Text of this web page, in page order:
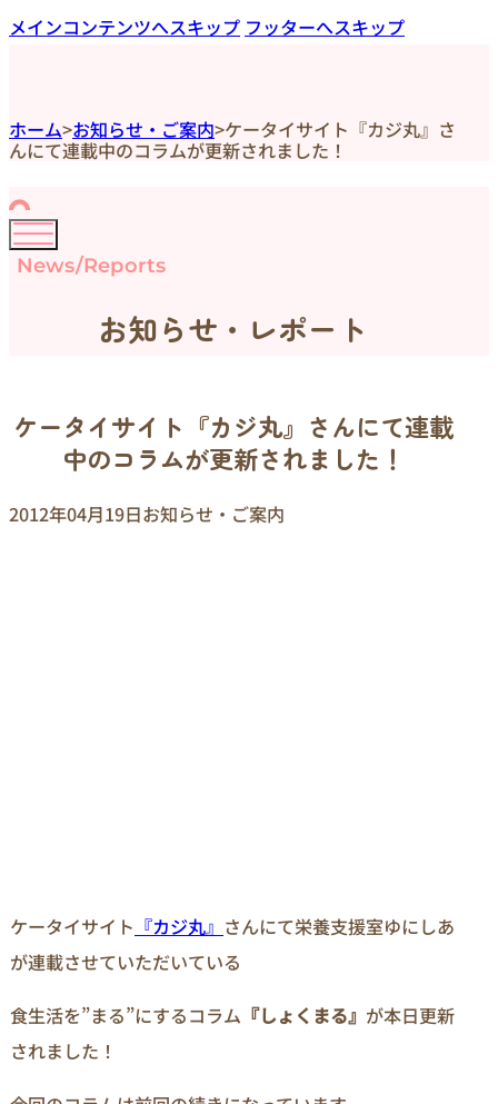
メインコンテンツへスキップ フッターへスキップ
ホーム>お知らせ・ご案内>ケータイサイト『カジ丸』さ
んにて連載中のコラムが更新されました！
News/Reports
お知らせ・レポート
ケータイサイト『カジ丸』さんにて連載
中のコラムが更新されました！
2012年04月19日お知らせ・ご案内
ケータイサイト 『カジ丸』 さんにて栄養支援室ゆにしあ
が連載させていただいている
食生活を”まる”にするコラム 『しょくまる』 が本日更新
されました！